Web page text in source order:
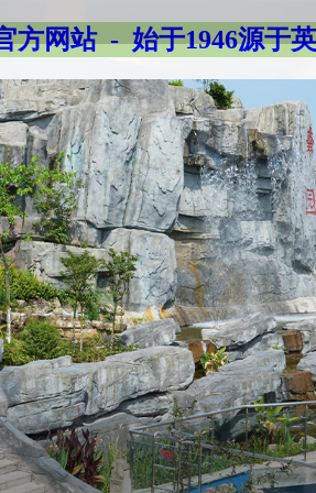
方网站 - 始于1946源于